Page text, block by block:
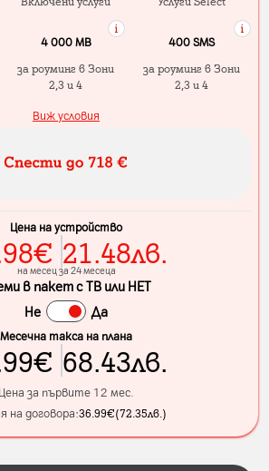
4 000 МB
за роуминг в Зони
2,3 и 4
400 SMS
за роуминг в Зони
2,3 и 4
Виж условия
Цена на устройство
€ 21.48лв.
на месец за 24 месеца
в пакет с ТВ или НЕТ
Не
Да
Месечна такса на плана
€ 68.43лв.
Цена за първите 12 мес.
на договора:36.99€(72.35лв. )